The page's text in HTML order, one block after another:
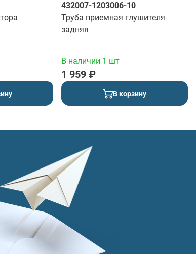
432007-1203006-10
Труба приемная глушителя
задняя
В наличии 1 шт
1 959 ₽
В корзину